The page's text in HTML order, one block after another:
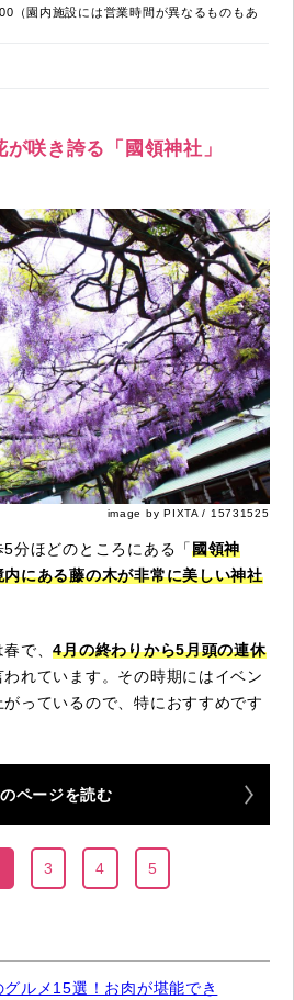
（園内施設には営業時間が異なるものもあ
咲き誇る「國領神社」
image by PIXTA / 15731525
分ほどのところにある「國領神
にある藤の木が非常に美しい神社
春で、4月の終わりから5月頭の連休
われています。その時期にはイベン
がっているので、特におすすめです
ページを読む
3 4 5
グルメ15選！お肉が堪能でき